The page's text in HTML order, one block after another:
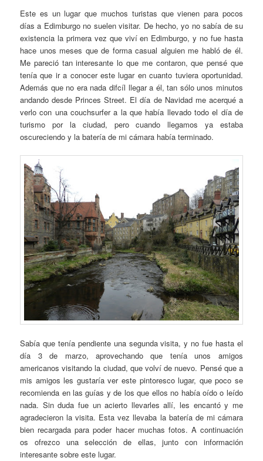
Este es un lugar que muchos turistas que vienen para pocos
días a Edimburgo no suelen visitar. De hecho, yo no sabía de su
existencia la primera vez que viví en Edimburgo, y no fue hasta
hace unos meses que de forma casual alguien me habló de él.
Me pareció tan interesante lo que me contaron, que pensé que
tenía que ir a conocer este lugar en cuanto tuviera oportunidad.
Además que no era nada difcíl llegar a él, tan sólo unos minutos
andando desde Princes Street. El día de Navidad me acerqué a
verlo con una couchsurfer a la que había llevado todo el día de
turismo por la ciudad, pero cuando llegamos ya estaba
oscureciendo y la batería de mi cámara había terminado.
Sabía que tenía pendiente una segunda visita, y no fue hasta el
día 3 de marzo, aprovechando que tenía unos amigos
americanos visitando la ciudad, que volví de nuevo. Pensé que a
mis amigos les gustaría ver este pintoresco lugar, que poco se
recomienda en las guías y de los que ellos no había oído o leído
nada. Sin duda fue un acierto llevarles allí, les encantó y me
agradecieron la visita. Esta vez llevaba la batería de mi cámara
bien recargada para poder hacer muchas fotos. A continuación
os ofrezco una selección de ellas, junto con información
interesante sobre este lugar.